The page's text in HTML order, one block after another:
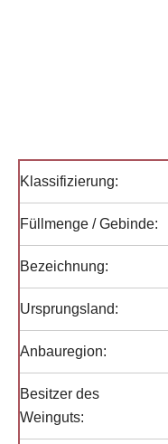
Klassifizierung:
Füllmenge / Gebinde:
Bezeichnung:
Ursprungsland:
Anbauregion:
Besitzer des
Weinguts: